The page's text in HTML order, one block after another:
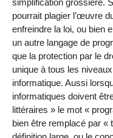
pourrait plagier l’œuvre
enfreindre la loi, ou bien
un autre langage de
que la protection par le
unique à tous les
informatique. Aussi
informatiques doivent
littéraires » le mot «
bien être remplacé par «